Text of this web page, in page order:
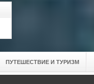
ПУТЕШЕСТВИЕ И ТУРИЗМ